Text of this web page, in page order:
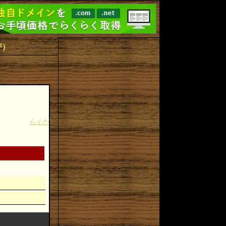
)
らくだ